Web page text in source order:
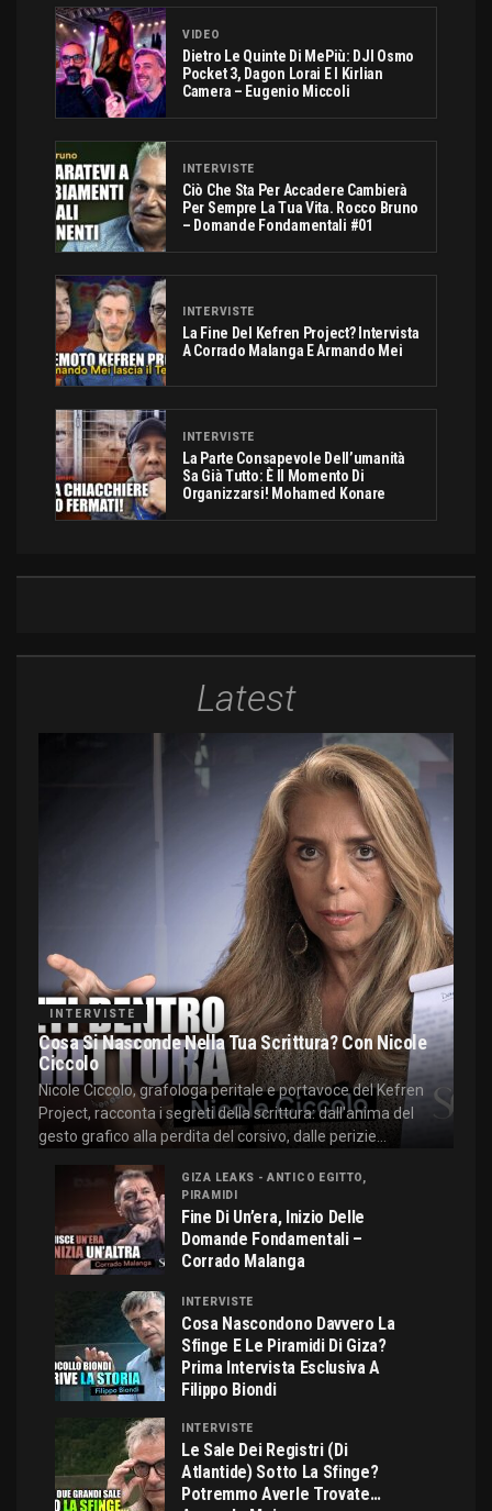
VIDEO
Dietro Le Quinte Di MePiù: DJI Osmo
Pocket 3, Dagon Lorai E I Kirlian
Camera – Eugenio Miccoli
INTERVISTE
Ciò Che Sta Per Accadere Cambierà
Per Sempre La Tua Vita. Rocco Bruno
– Domande Fondamentali #01
INTERVISTE
La Fine Del Kefren Project? Intervista
A Corrado Malanga E Armando Mei
INTERVISTE
La Parte Consapevole Dell’umanità
Sa Già Tutto: È Il Momento Di
Organizzarsi! Mohamed Konare
Latest
INTERVISTE
Cosa Si Nasconde Nella Tua Scrittura? Con Nicole
Ciccolo
Nicole Ciccolo, grafologa peritale e portavoce del Kefren
Project, racconta i segreti della scrittura: dall'anima del
gesto grafico alla perdita del corsivo, dalle perizie...
GIZA LEAKS - ANTICO EGITTO,
PIRAMIDI
Fine Di Un’era, Inizio Delle
Domande Fondamentali –
Corrado Malanga
INTERVISTE
Cosa Nascondono Davvero La
Sfinge E Le Piramidi Di Giza?
Prima Intervista Esclusiva A
Filippo Biondi
INTERVISTE
Le Sale Dei Registri (di
Atlantide) Sotto La Sfinge?
Potremmo Averle Trovate…